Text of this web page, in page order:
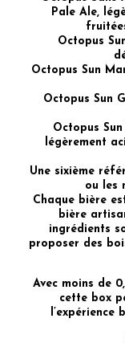
Pale Ale,
Octopus
Octopus Sun
Octopus Sun
Octopus
légèrement
Une sixième
ou les
Chaque bière
bière
ingrédients
proposer des
Avec moins de
cette box
l’expérience